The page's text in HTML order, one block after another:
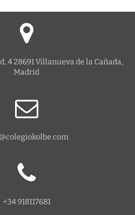
4 28691 Villanueva de la Cañada,
Madrid
+34 918117681